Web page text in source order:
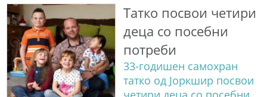
Татко посвои четири
деца со посебни
потреби
33-годишен самохран
татко од Јоркшир посвои